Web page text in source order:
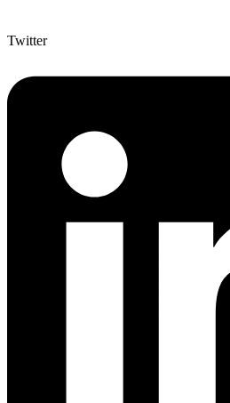
Twitter